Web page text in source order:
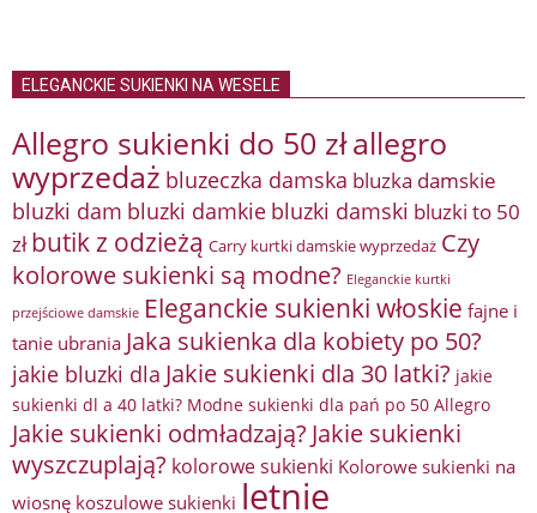
ELEGANCKIE SUKIENKI NA WESELE
Allegro sukienki do 50 złallegro
wyprzedaż bluzeczka damska bluzka damskie
bluzki dam bluzki damkie bluzki damski bluzki to 50
zł butik z odzieżą Carry kurtki damskie wyprzedaż Czy
kolorowe sukienki są modne? Eleganckie kurtki
przejściowe damskie Eleganckie sukienki włoskie fajne i
tanie ubrania Jaka sukienka dla kobiety po 50?
jakie bluzki dla Jakie sukienki dla 30 latki? jakie
sukienki dl a 40 latki? Modne sukienki dla pań po 50 Allegro
Jakie sukienki odmładzają? Jakie sukienki
wyszczuplają? kolorowe sukienki Kolorowe sukienki na
wiosnę koszulowe sukienki letnie